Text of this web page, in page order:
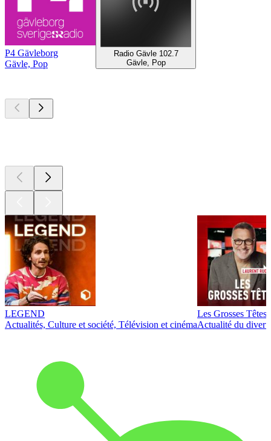
P4 Gävleborg
Gävle, Pop
Radio Gävle 102.7
Gävle, Pop
LEGEND
Actualités, Culture et société, Télévision et cinéma
Les Grosses Têtes
Actualité du